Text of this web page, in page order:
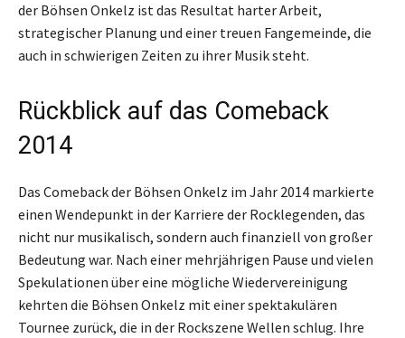
der Böhsen Onkelz ist das Resultat harter Arbeit,
strategischer Planung und einer treuen Fangemeinde, die
auch in schwierigen Zeiten zu ihrer Musik steht.
Rückblick auf das Comeback
2014
Das Comeback der Böhsen Onkelz im Jahr 2014 markierte
einen Wendepunkt in der Karriere der Rocklegenden, das
nicht nur musikalisch, sondern auch finanziell von großer
Bedeutung war. Nach einer mehrjährigen Pause und vielen
Spekulationen über eine mögliche Wiedervereinigung
kehrten die Böhsen Onkelz mit einer spektakulären
Tournee zurück, die in der Rockszene Wellen schlug. Ihre